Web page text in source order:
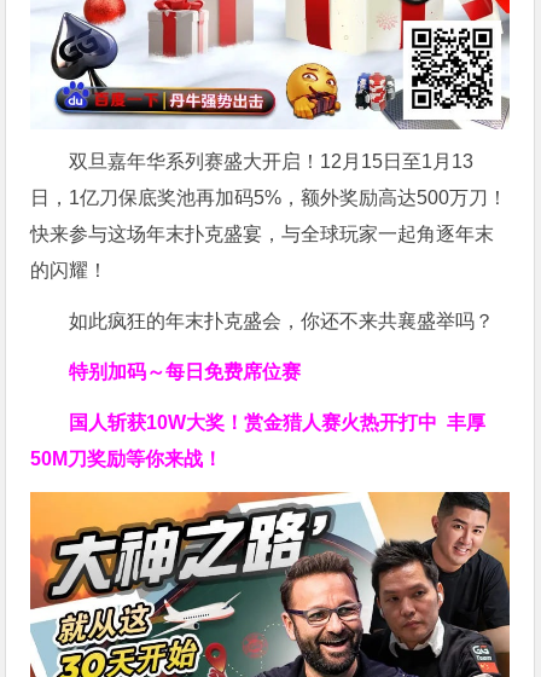
双旦嘉年华系列赛盛大开启！12月15日至1月13
日，1亿刀保底奖池再加码5%，额外奖励高达500万刀！
快来参与这场年末扑克盛宴，与全球玩家一起角逐年末
的闪耀！
如此疯狂的年末扑克盛会，你还不来共襄盛举吗？
特别加码～每日免费席位赛
国人斩获10W大奖！赏金猎人赛火热开打中 丰厚
50M刀奖励等你来战！